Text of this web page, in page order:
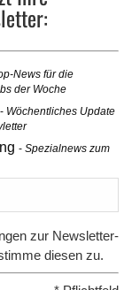
News für die
der Woche
Wöchentliches Update
Spezialnews zum
zur Newsletter-
diesen zu.